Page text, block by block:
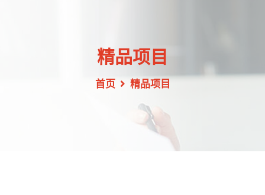
精品项目
首页 精品项目